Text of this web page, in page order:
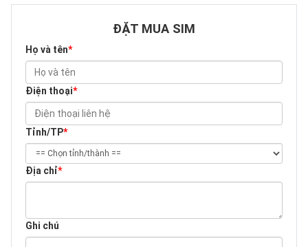
ĐẶT MUA SIM
Họ và tên*
Điện thoại*
Tỉnh/TP*
Địa chỉ*
Ghi chú